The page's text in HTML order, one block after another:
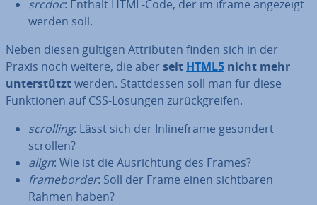
srcdoc: Enthält HTML-Code, der im iframe angezeigt
werden soll.
Neben diesen gültigen At­tri­bu­ten finden sich in der
Praxis noch weitere, die aber seit HTML5 nicht mehr
un­ter­stütztwerden. Statt­des­sen soll man für diese
Funk­tio­nen auf CSS-Lösungen zu­rück­grei­fen.
scrolling: Lässt sich der In­line­frame gesondert
scrollen?
align: Wie ist die Aus­rich­tung des Frames?
frame­bor­der: Soll der Frame einen sicht­ba­ren
Rahmen haben?